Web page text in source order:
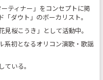
ティナー」をコンセプトに掲
「ダウト」のボーカリスト。
見桜こうき」として活動中。
系初となるオリコン演歌・歌謡
ている。